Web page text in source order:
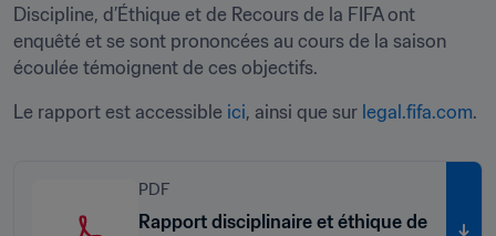
Discipline, d’Éthique et de Recours de la FIFA ont
enquêté et se sont prononcées au cours de la saison
écoulée témoignent de ces objectifs.
Le rapport est accessible ici, ainsi que sur legal.fifa.com.
PDF
Rapport disciplinaire et éthique de